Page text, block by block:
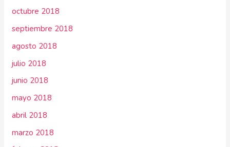
octubre 2018
septiembre 2018
agosto 2018
julio 2018
junio 2018
mayo 2018
abril 2018
marzo 2018